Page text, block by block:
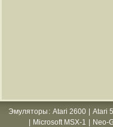
Эмуляторы : Atari 2600 Atari
Microsoft MSX-1 Neo-